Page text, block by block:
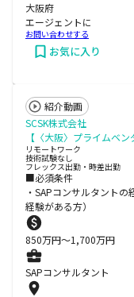
大阪府
エージェントに
お問い合わせする
お気に入り
紹介動画
SCSK株式会社
【〈大阪〉プライムベ
リモートワーク
技術試験なし
フレックス出勤・時差出勤
■必須条件
・SAPコンサルタント
経験がある方）
850万円〜1,700万円
SAPコンサルタント